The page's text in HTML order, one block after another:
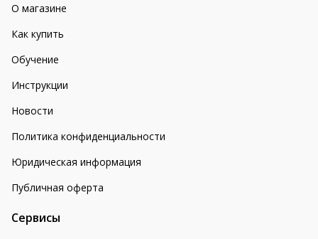
О магазине
Как купить
Обучение
Инструкции
Новости
Политика конфиденциальности
Юридическая информация
Публичная оферта
Сервисы